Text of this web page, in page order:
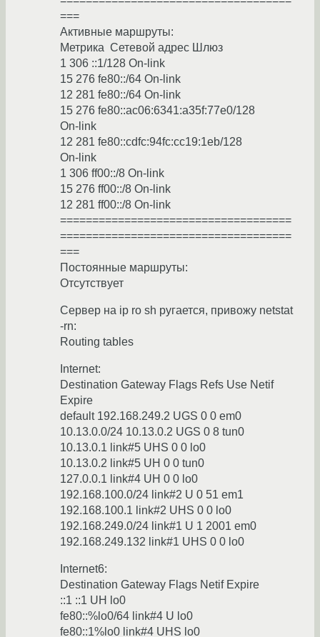
===
Активные маршруты:
Метрика Сетевой адрес Шлюз
1 306 ::1/128 On-link
15 276 fe80::/64 On-link
12 281 fe80::/64 On-link
15 276 fe80::ac06:6341:a35f:77e0/128
On-link
12 281 fe80::cdfc:94fc:cc19:1eb/128
On-link
1 306 ff00::/8 On-link
15 276 ff00::/8 On-link
12 281 ff00::/8 On-link
====================================
====================================
===
Постоянные маршруты:
Отсутствует
Сервер на ip ro sh ругается, привожу netstat
-rn:
Routing tables
Internet:
Destination Gateway Flags Refs Use Netif
Expire
default 192.168.249.2 UGS 0 0 em0
10.13.0.0/24 10.13.0.2 UGS 0 8 tun0
10.13.0.1 link#5 UHS 0 0 lo0
10.13.0.2 link#5 UH 0 0 tun0
127.0.0.1 link#4 UH 0 0 lo0
192.168.100.0/24 link#2 U 0 51 em1
192.168.100.1 link#2 UHS 0 0 lo0
192.168.249.0/24 link#1 U 1 2001 em0
192.168.249.132 link#1 UHS 0 0 lo0
Internet6:
Destination Gateway Flags Netif Expire
::1 ::1 UH lo0
fe80::%lo0/64 link#4 U lo0
fe80::1%lo0 link#4 UHS lo0